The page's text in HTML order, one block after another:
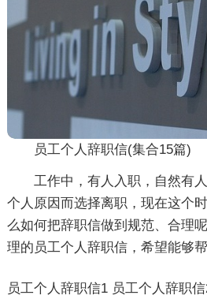
员工个人辞职信(集合15篇)
工作中，有人入职，自然有
个人原因而选择离职，现在这个
么如何把辞职信做到规范、合理
理的员工个人辞职信，希望能够帮
员工个人辞职信1 员工个人辞职